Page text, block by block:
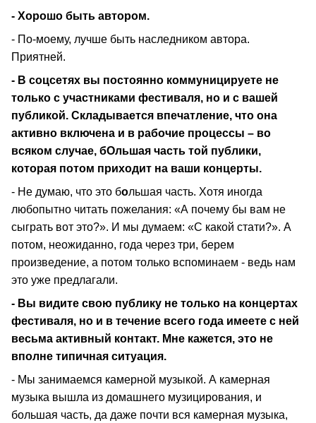
- Хорошо быть автором.
- По-моему, лучше быть наследником автора.
Приятней.
- В соцсетях вы постоянно коммуницируете не
только с участниками фестиваля, но и с вашей
публикой. Складывается впечатление, что она
активно включена и в рабочие процессы – во
всяком случае, бОльшая часть той публики,
которая потом приходит на ваши концерты.
- Не думаю, что это большая часть. Хотя иногда
любопытно читать пожелания: «А почему бы вам не
сыграть вот это?». И мы думаем: «С какой стати?». А
потом, неожиданно, года через три, берем
произведение, а потом только вспоминаем - ведь нам
это уже предлагали.
- Вы видите свою публику не только на концертах
фестиваля, но и в течение всего года имеете с ней
весьма активный контакт. Мне кажется, это не
вполне типичная ситуация.
- Мы занимаемся камерной музыкой. А камерная
музыка вышла из домашнего музицирования, и
большая часть, да даже почти вся камерная музыка,